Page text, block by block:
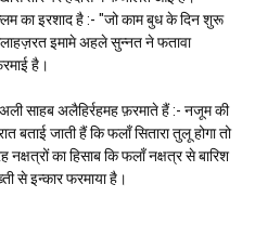
का इरशाद है :- "जो काम बुध के दिन शुरू
इमामे अहले सुन्नत ने फतावा
है।
साहब अलैहिर्रहमह फ़रमाते हैं :- नजूम की
बताई जाती हैं कि फलाँ सितारा तुलू होगा तो
का हिसाब कि फलाँ नक्षत्र से बारिश
से इन्कार फरमाया है।